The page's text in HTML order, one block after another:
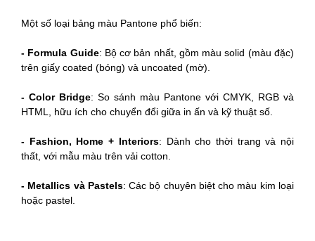
Một số loại bảng màu Pantone phổ biến:
- Formula Guide: Bộ cơ bản nhất, gồm màu solid (màu đặc)
trên giấy coated (bóng) và uncoated (mờ).
- Color Bridge: So sánh màu Pantone với CMYK, RGB và
HTML, hữu ích cho chuyển đổi giữa in ấn và kỹ thuật số.
- Fashion, Home + Interiors: Dành cho thời trang và nội
thất, với mẫu màu trên vải cotton.
- Metallics và Pastels: Các bộ chuyên biệt cho màu kim loại
hoặc pastel.